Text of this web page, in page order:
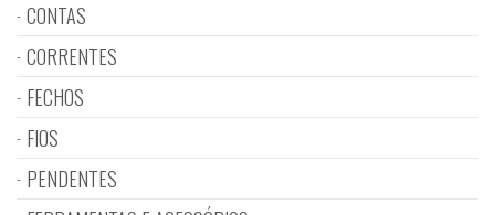
CONTAS
CORRENTES
FECHOS
FIOS
PENDENTES